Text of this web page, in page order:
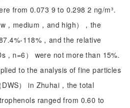
from 0.073 9 to 0.298 2 ng/m³.
，medium，and high），the
118%，and the relative
，n=6） were not more than 15%.
to the analysis of fine particles
） in Zhuhai，the total
ranged from 0.60 to